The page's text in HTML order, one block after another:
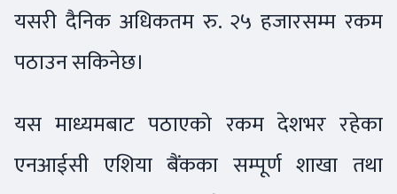
यसरी दैनिक अधिकतम रु. २५ हजारसम्म रकम
पठाउन सकिनेछ।
यस माध्यमबाट पठाएको रकम देशभर रहेका
एनआईसी एशिया बैंकका सम्पूर्ण शाखा तथा